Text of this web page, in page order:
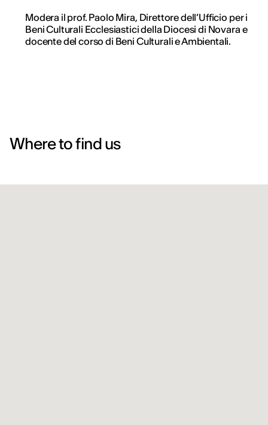
Modera il prof. Paolo Mira, Direttore dell’Ufficio per i
Beni Culturali Ecclesiastici della Diocesi di Novara e
docente del corso di Beni Culturali e Ambientali.
Where to find us